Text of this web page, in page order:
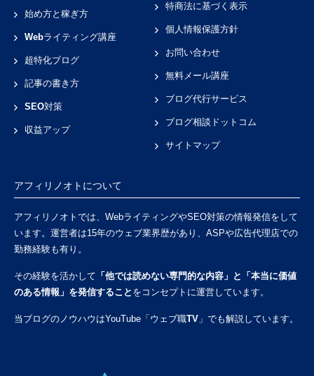
始め方と稼ぎ方
Webライティング講座
超特化ブログ
記事の書き方
SEO対策
収益アップ
特商法に基づく表示
個人情報保護方針
お問い合わせ
無料メール講座
ブログ代行サービス
ブログ相談ドットコム
サイトマップ
アフィリノオトについて
アフィリノオトでは、WebライティングやSEO対策の情報発信をして
います。運営者は15年のウェブ業界歴があり、ASPや広告代理店での
勤務経験も有り。
その経験を活かして 「他では読めない専門的な内容」と「本当に価値
のある情報」を発信すること をコンセプトに運営しています。
当ブログのノウハウはYouTube「 ウェブ職TV 」でも解説しています。